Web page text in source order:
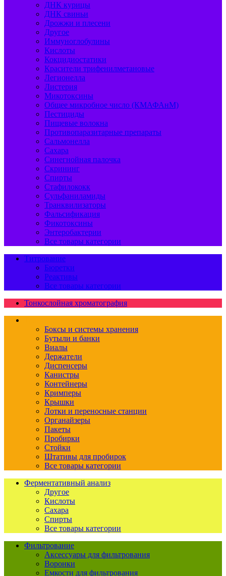
ДНК курицы
ДНК свиньи
Дрожжи и плесени
Другое
Иммуноглобулины
Кислоты
Кокцидиостатики
Красители трифенилметановые
Легионелла
Листерия
Микотоксины
Общее микробное число (КМАФАнМ)
Пестициды
Пищевые волокна
Противопаразитарные препараты
Сальмонелла
Сахара
Синегнойная палочка
Скрининг
Спирты
Стафилококк
Сульфаниламиды
Транквилизаторы
Фальсификация
Фикотоксины
Энтеробактерии
Все товары категории
Титрование
Бюретки
Реактивы
Все товары категории
Тонкослойная хроматография
Боксы и системы хранения
Бутыли и банки
Виалы
Держатели
Диспенсеры
Канистры
Контейнеры
Кримперы
Крышки
Лотки и переносные станции
Органайзеры
Пакеты
Пробирки
Стойки
Штативы для пробирок
Все товары категории
Ферментативный анализ
Другое
Кислоты
Сахара
Спирты
Все товары категории
Фильтрование
Аксессуары для фильтрования
Воронки
Емкости для фильтрования